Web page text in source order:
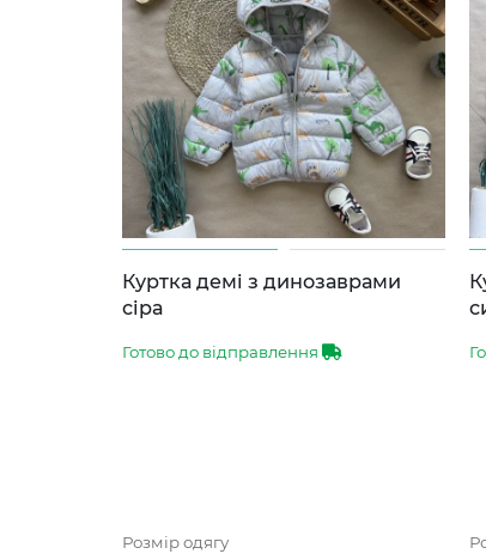
Куртка демі з динозаврами
сіра
Готово до відправлення
Розмір одягу